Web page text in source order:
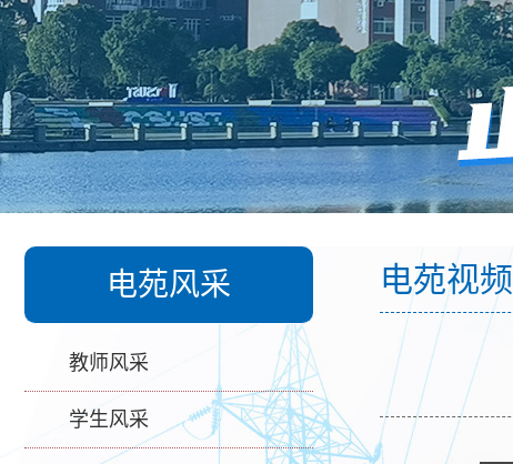
电苑风采
教师风采
学生风采
电苑视频